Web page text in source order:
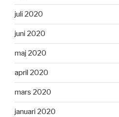
juli 2020
juni 2020
maj 2020
april 2020
mars 2020
januari 2020